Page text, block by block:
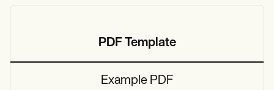
PDF Template
Example PDF